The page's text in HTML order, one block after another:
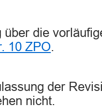
über die
10 ZPO.
der
nicht.